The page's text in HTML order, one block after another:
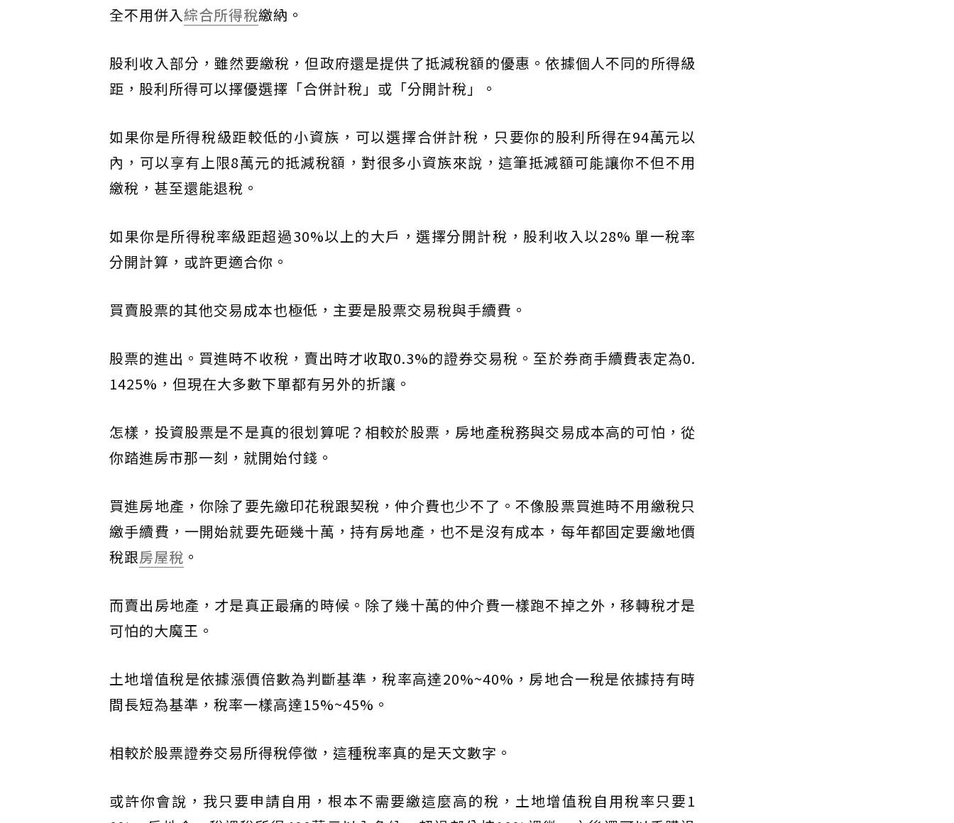
全不用併入綜合所得稅繳納。
股利收入部分，雖然要繳稅，但政府還是提供了抵減稅額的優惠。依據個人不同的所得級
距，股利所得可以擇優選擇「合併計稅」或「分開計稅」。
如果你是所得稅級距較低的小資族，可以選擇合併計稅，只要你的股利所得在94萬元以
內，可以享有上限8萬元的抵減稅額，對很多小資族來說，這筆抵減額可能讓你不但不用
繳稅，甚至還能退稅。
如果你是所得稅率級距超過30%以上的大戶，選擇分開計稅，股利收入以28% 單一稅率
分開計算，或許更適合你。
​買賣股票的其他交易成本也極低，主要是股票交易稅與手續費。
股票的進出。買進時不收稅，賣出時才收取0.3%的證券交易稅。至於券商手續費表定為0.
1425%，但現在大多數下單都有另外的折讓。
怎樣，投資股票是不是真的很划算呢？相較於股票，房地產稅務與交易成本高的可怕，從
你踏進房市那一刻，就開始付錢。
買進房地產，你除了要先繳印花稅跟契稅，仲介費也少不了。不像股票買進時不用繳稅只
繳手續費，一開始就要先砸幾十萬，持有房地產，也不是沒有成本，每年都固定要繳地價
稅跟房屋稅 。
而賣出房地產，才是真正最痛的時候。除了幾十萬的仲介費一樣跑不掉之外，移轉稅才是
可怕的大魔王。
土地增值稅是依據漲價倍數為判斷基準，稅率高達20%~40%，房地合一稅是依據持有時
間長短為基準，稅率一樣高達15%~45%。
相較於股票證券交易所得稅停徵，這種稅率真的是天文數字。
或許你會說，我只要申請自用，根本不需要繳這麼高的稅，土地增值稅自用稅率只要1